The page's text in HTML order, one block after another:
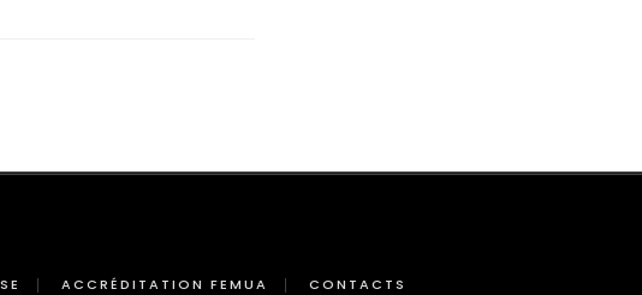
ACCRÉDITATION FEMUA CONTACTS